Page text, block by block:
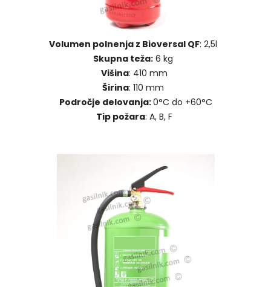
Volumen polnenja z Bioversal QF: 2,5l
Skupna teža: 6 kg
Višina: 410 mm
Širina: 110 mm
Področje delovanja:0°C do +60°C
Tip požara: A, B, F